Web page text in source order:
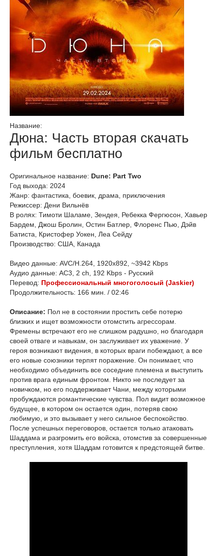
Название:
Дюна: Часть вторая скачать
фильм бесплатно
Оригинальное название: Dune: Part Two
Год выхода: 2024
Жанр: фантастика, боевик, драма, приключения
Режиссер: Дени Вильнёв
В ролях: Тимоти Шаламе, Зендея, Ребекка Фергюсон, Хавьер
Бардем, Джош Бролин, Остин Батлер, Флоренс Пью, Дэйв
Батиста, Кристофер Уокен, Леа Сейду
Производство: США, Канада
Видео данные: AVC/H.264, 1920x892, ~3942 Kbps
Аудио данные: AC3, 2 ch, 192 Kbps - Русский
Перевод: Профессиональный многоголосый (Jaskier)
Продолжительность: 166 мин. / 02:46
Описание: Пол не в состоянии простить себе потерю
близких и ищет возможности отомстить агрессорам.
Фремены встречают его не слишком радушно, но благодаря
своей отваге и навыкам, он заслуживает их уважение. У
героя возникают видения, в которых враги побеждают, а все
его новые союзники терпят поражение. Он понимает, что
необходимо объединить все соседние племена и выступить
против врага единым фронтом. Никто не последует за
новичком, но его поддерживает Чани, между которыми
пробуждаются романтические чувства. Пол видит возможное
будущее, в котором он остается один, потеряв свою
любимую, и это вызывает у него сильное беспокойство.
После успешных переговоров, остается только атаковать
Шаддама и разгромить его войска, отомстив за совершенные
преступления, хотя Шаддам готовится к предстоящей битве.